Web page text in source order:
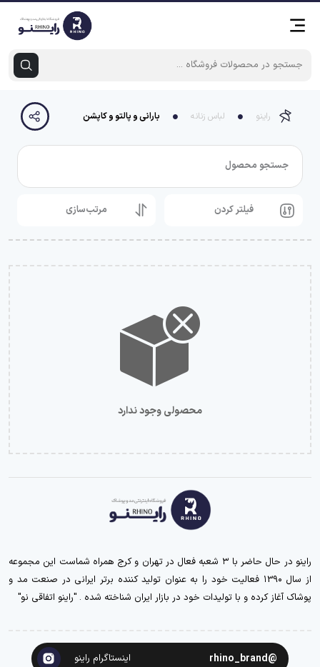
راینو لباس زنانه بارانی و پالتو و کاپشن
جستجو محصول
فیلتر کردن مرتب‌سازی
محصولی وجود ندارد
راینو در حال حاضر با ۳ شعبه فعال در تهران و کرج همراه شماست این مجموعه
از سال ۱39۰ فعالیت خود را به عنوان تولید کننده برتر ایرانی در صنعت مد و
پوشاک آغاز کرده و با تولیدات خود در بازار ایران شناخته شده . "راینو اتفاقی نو"
@rhino_brand اینستاگرام راینو